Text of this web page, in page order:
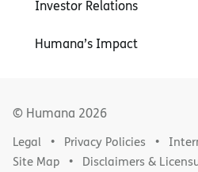
Investor Relations
Humana’s Impact
© Humana 2026
Legal Privacy Policies
Site Map
Disclaimers &